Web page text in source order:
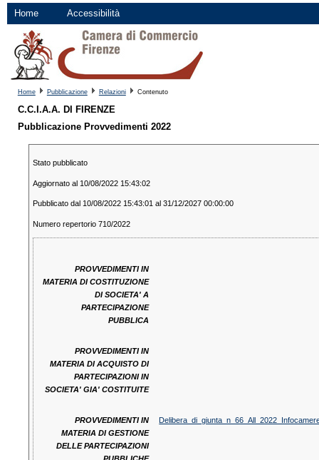
Home Accessibilità
Home Pubblicazione Relazioni Contenuto
C.C.I.A.A. DI FIRENZE
Pubblicazione Provvedimenti 2022
Stato pubblicato
Aggiornato al 10/08/2022 15:43:02
Pubblicato dal 10/08/2022 15:43:01 al 31/12/2027 00:00:00
Numero repertorio 710/2022
PROVVEDIMENTI IN
MATERIA DI COSTITUZIONE
DI SOCIETA' A
PARTECIPAZIONE
PUBBLICA
PROVVEDIMENTI IN
MATERIA DI ACQUISTO DI
PARTECIPAZIONI IN
SOCIETA' GIA' COSTITUITE
PROVVEDIMENTI IN
MATERIA DI GESTIONE
DELLE PARTECIPAZIONI